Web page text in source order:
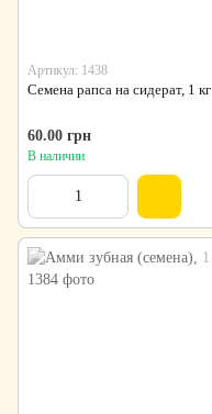
Артикул: 1438
Семена рапса на сидерат, 1 кг
60.00 грн
В наличии